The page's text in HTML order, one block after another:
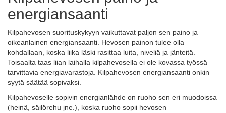
energiansaanti
Kilpahevosen suorituskykyyn vaikuttavat paljon sen paino ja
oikeanlainen energiansaanti. Hevosen painon tulee olla
kohdallaan, koska liika läski rasittaa luita, niveliä ja jänteitä.
Toisaalta taas liian laihalla kilpahevosella ei ole kovassa työssä
tarvittavia energiavarastoja. Kilpahevosen energiansaanti onkin
syytä säätää sopivaksi.
Kilpahevoselle sopivin energianlähde on ruoho sen eri muodoissa
(heinä, säilörehu jne.), koska ruoho sopii hevosen